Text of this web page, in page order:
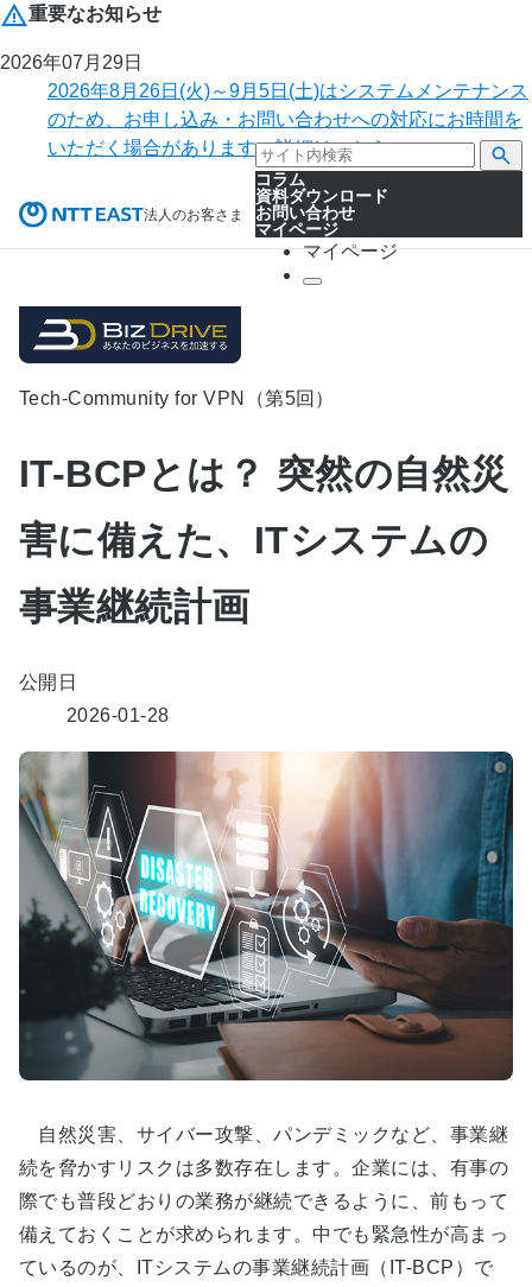
重要なお知らせ
2026年07月29日
2026年8月26日(火)～9月5日(土)はシステムメンテナンス
のため、お申し込み・お問い合わせへの対応にお時間を
いただく場合があります。詳細はこちら。
法人のお客さま
コラム
資料ダウンロード
お問い合わせ
マイページ
マイページ
Tech-Community for VPN（第5回）
IT-BCPとは？ 突然の自然災
害に備えた、ITシステムの
事業継続計画
公開日
2026-01-28
自然災害、サイバー攻撃、パンデミックなど、事業継
続を脅かすリスクは多数存在します。企業には、有事の
際でも普段どおりの業務が継続できるように、前もって
備えておくことが求められます。中でも緊急性が高まっ
ているのが、
ITシステムの事業継続計画（ IT-BCP ）で